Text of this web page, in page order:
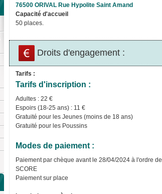
76500 ORIVAL Rue Hypolite Saint Amand
Capacité d'accueil
50 places.
Droits d'engagement :
Tarifs :
Tarifs d'inscription :
Adultes : 22 €
Espoirs (18-25 ans) : 11 €
Gratuité pour les Jeunes (moins de 18 ans)
Gratuité pour les Poussins
Modes de paiement :
Paiement par chèque avant le 28/04/2024 à l'ordre de
SCORE
Paiement sur place